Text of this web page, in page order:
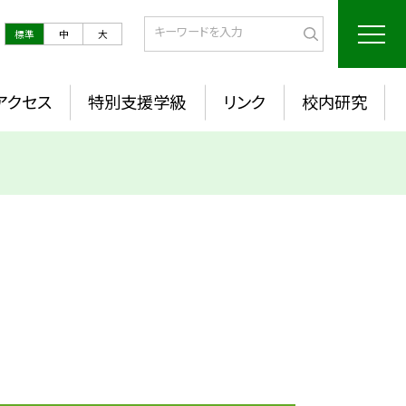
標準 中 大
クセス 特別支援学級 リンク 校内研究